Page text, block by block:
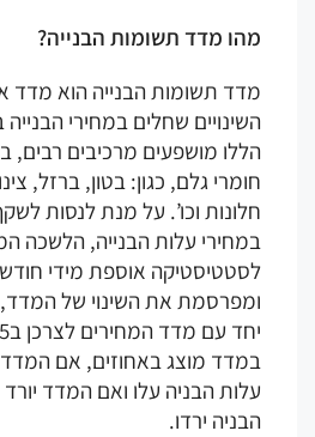
מדד תשומות הבנייה?
תשומות הבנייה הוא מדד אשר
שחלים במחירי הבנייה בכל
מושפעים מרכיבים רבים, ביניהם
גלם, כגון: בטון, ברזל, צינורות
וכו’. על מנת לנסות לשקף את
עלות הבנייה, הלשכה המרכזית
אוספת מידי חודש
את השינוי של המדד,
יחד עם מדד
מוצג באחוזים, אם המדד עולה
הבניה עלו ואם המדד יורד אז
ירדו.